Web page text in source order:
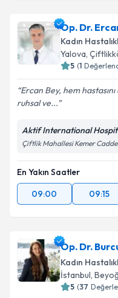
Op. Dr.
Kadın
Yalova,
5 (1
Ercan Bey, hem
ruhsal ve...
Aktif International
Çiftlik Mahallesi Kemer
En Yakın Saatler
09:00
09:15
Op. Dr.
Kadın
İstanbul,
5 (37